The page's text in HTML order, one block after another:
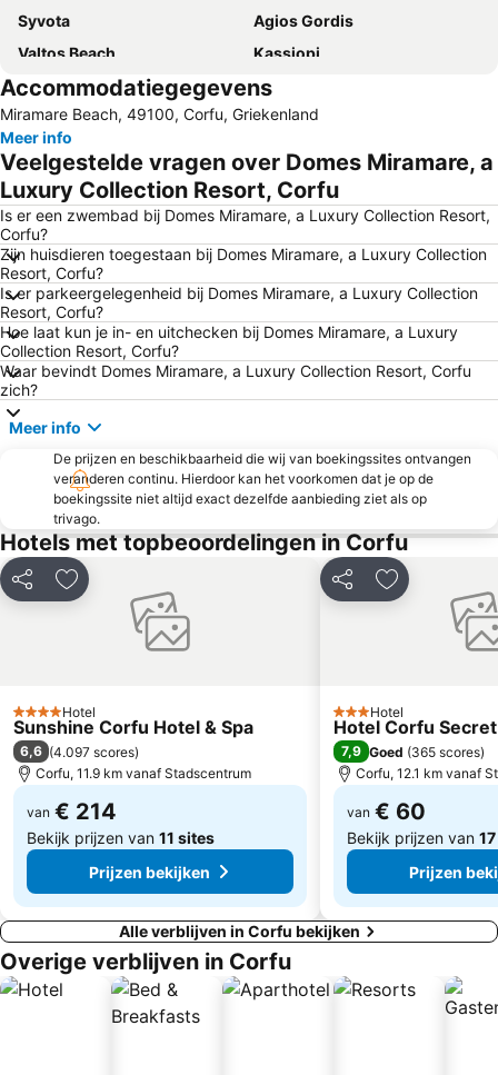
Syvota
Agios Gordis
Valtos Beach
Kassiopi
Parga Port
Aqualand Corfu
Ethniko Stadio Kerkyras
Kavos Beach
The Center of Parga
Kontogialos Pelekas Beach
Acharavi
Syri i Kaltër
Nisaki
Igoumenitsa
Piso Krioneri Beach
Ipsos
Blue Lagoon
Barbati
Palaiokastritsa Caves
Messonghi Paralia
Bella Vraka Beach
Kontokali
Ermones
Dassia
Kouloura Beach
Agios Georgios
Paxi
Canal d'Amour
Port of Gaios
Mesovrika
Achillion
Mon Repos
Kommeno
Mount Pantokratoras
Igoumenitsa
Waterpark & Sport Center ''Hydropolis''
Accommodatiegegevens
Miramare Beach, 49100, Corfu, Griekenland
Meer info
Veelgestelde vragen over Domes Miramare, a
Luxury Collection Resort, Corfu
Is er een zwembad bij Domes Miramare, a Luxury Collection Resort,
Corfu?
Zijn huisdieren toegestaan bij Domes Miramare, a Luxury Collection
Resort, Corfu?
Is er parkeergelegenheid bij Domes Miramare, a Luxury Collection
Resort, Corfu?
Hoe laat kun je in- en uitchecken bij Domes Miramare, a Luxury
Collection Resort, Corfu?
Waar bevindt Domes Miramare, a Luxury Collection Resort, Corfu
zich?
Meer info
De prijzen en beschikbaarheid die wij van boekingssites ontvangen
veranderen continu. Hierdoor kan het voorkomen dat je op de
boekingssite niet altijd exact dezelfde aanbieding ziet als op
trivago.
Hotels met topbeoordelingen in Corfu
Delen Toevoegen aan favorieten
4 SterrenHotel
Sunshine Corfu Hotel & Spa
6,6 (4.097 scores)
Corfu, 11.9 km vanaf Stadscentrum
van € 214
Bekijk prijzen van 11 sites
Prijzen bekijken
Delen Toevoegen
3 Sterren
Hotel
Hotel Corfu Secret
7,9 Goed (365 scores)
Corfu, 12.1 km vanaf
van € 60
Bekijk prijzen van
Prijzen
Alle verblijven in Corfu bekijken
Overige verblijven in Corfu